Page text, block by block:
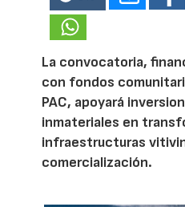
La convocatoria,
con fondos
PAC, apoyará
inmateriales en
infraestructuras
comercialización.